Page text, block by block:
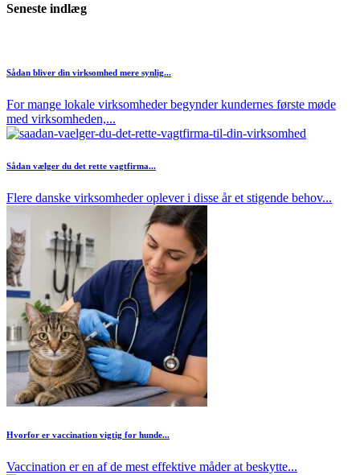
Seneste indlæg
Sådan bliver din virksomhed mere synlig...
For mange lokale virksomheder begynder kundernes første møde
med virksomheden,...
Sådan vælger du det rette vagtfirma...
Flere danske virksomheder oplever i disse år et stigende behov...
Hvorfor er vaccination vigtig for hunde...
Vaccination er en af de mest effektive måder at beskytte...